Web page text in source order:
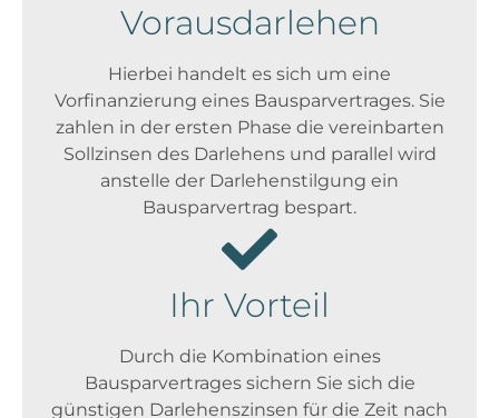
Vorausdarlehen
Hierbei handelt es sich um eine
Vorfinanzierung eines Bausparvertrages. Sie
zahlen in der ersten Phase die vereinbarten
Sollzinsen des Darlehens und parallel wird
anstelle der Darlehenstilgung ein
Bausparvertrag bespart.
Ihr Vorteil
Durch die Kombination eines
Bausparvertrages sichern Sie sich die
günstigen Darlehenszinsen für die Zeit nach